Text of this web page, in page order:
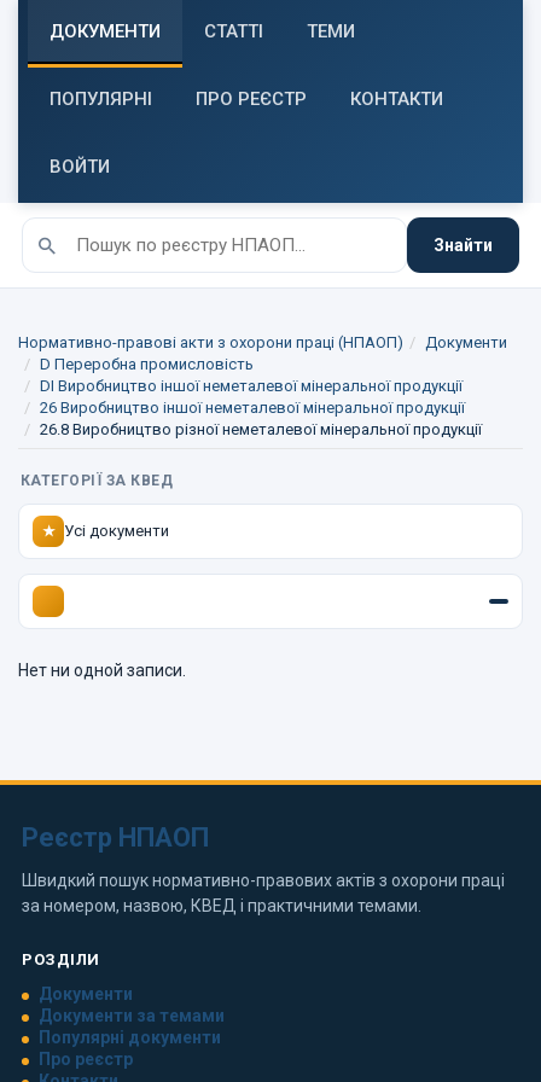
ДОКУМЕНТИ СТАТТІ ТЕМИ
ПОПУЛЯРНІ ПРО РЕЄСТР КОНТАКТИ
ВОЙТИ
Знайти
Нормативно-правові акти з охорони праці (НПАОП)
Документи
D Переробна промисловість
DI Виробництво іншої неметалевої мінеральної продукції
26 Виробництво іншої неметалевої мінеральної продукції
26.8 Виробництво різної неметалевої мінеральної продукції
КАТЕГОРІЇ ЗА КВЕД
★ Усі документи
Нет ни одной записи.
Реєстр НПАОП
Швидкий пошук нормативно-правових актів з охорони праці
за номером, назвою, КВЕД і практичними темами.
РОЗДІЛИ
Документи
Документи за темами
Популярні документи
Про реєстр